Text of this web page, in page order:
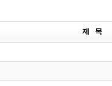
제 목